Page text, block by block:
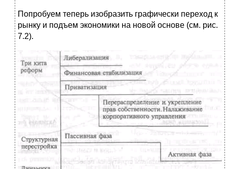
Попробуем теперь изобразить графически переход к
рынку и подъем экономики на новой основе (см. рис.
7.2).